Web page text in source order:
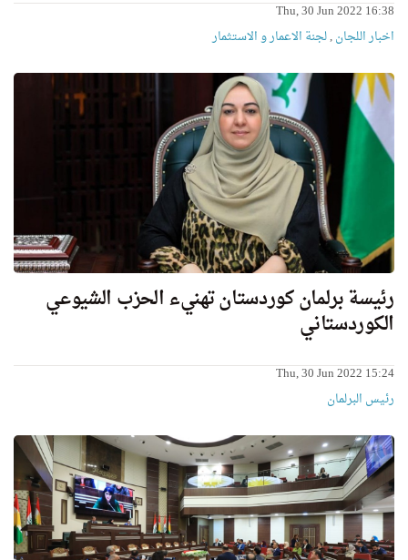
Thu, 30 Jun 2022 16:38
اخبار اللجان,لجنة الاعمار و الاستثمار
رئيسة برلمان كوردستان تهنيء الحزب الشيوعي
الكوردستاني
Thu, 30 Jun 2022 15:24
رئیس البرلمان